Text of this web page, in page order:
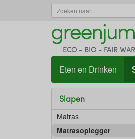
ECO - BIO - FAIR
Eten en Drinken
Slapen
Matras
Matrasoplegger